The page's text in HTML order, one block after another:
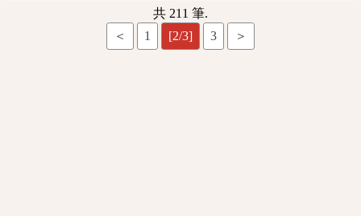
共 211 筆.
＜
1 [2/3] 3 ＞